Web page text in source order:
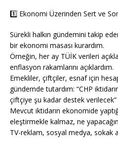
1️⃣ Ekonomi Üzerinden Sert ve
Sürekli halkın gündemini takip
bir ekonomi masası kurardım.
Örneğin, her ay TÜİK verileri
enflasyon rakamlarını açıklardım.
Emekliler, çiftçiler, esnaf için
gündemde tutardım: “CHP
çiftçiye şu kadar destek
Mevcut iktidarın ekonomide
eleştirmekle kalmaz, ne
TV-reklam, sosyal medya, sokak